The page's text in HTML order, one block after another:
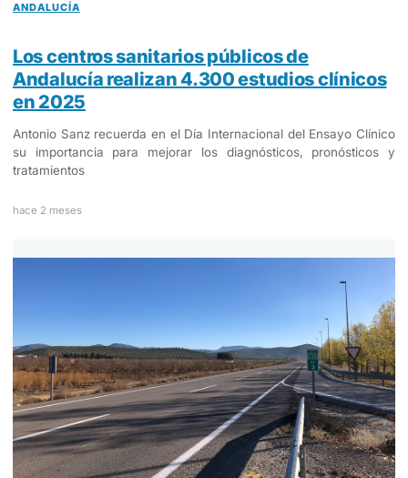
ANDALUCÍA
Los centros sanitarios públicos de
Andalucía realizan 4.300 estudios clínicos
en 2025
Antonio Sanz recuerda en el Día Internacional del Ensayo Clínico
su importancia para mejorar los diagnósticos, pronósticos y
tratamientos
hace 2 meses